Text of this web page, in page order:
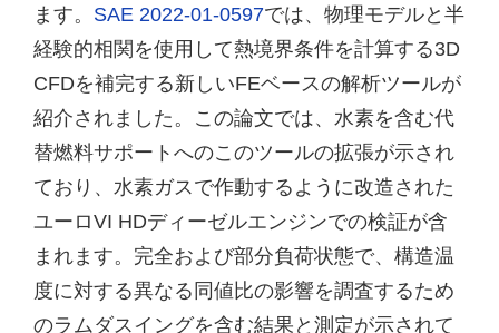
ます。 SAE 2022-01-0597では、物理モデルと半
経験的相関を使用して熱境界条件を計算する3D
CFDを補完する新しいFEベースの解析ツールが
紹介されました。この論文では、水素を含む代
替燃料サポートへのこのツールの拡張が示され
ており、水素ガスで作動するように改造された
ユーロVI HDディーゼルエンジンでの検証が含
まれます。完全および部分負荷状態で、構造温
度に対する異なる同値比の影響を調査するため
のラムダスイングを含む結果と測定が示されて